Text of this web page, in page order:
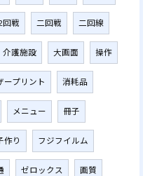
回戦 二回戦 二回線
介護施設 大画面 操作
ープリント 消耗品
メニュー 冊子
作り フジフイルム
ゼロックス 画質